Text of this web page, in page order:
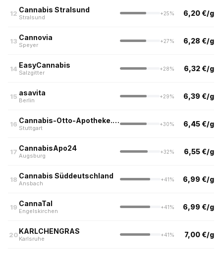
12 Cannabis Stralsund
Stralsund
+25% 6,20 €/g
13 Cannovia
Speyer
+27% 6,28 €/g
14 EasyCannabis
Salzgitter
+28% 6,32 €/g
15 asavita
Berlin
+29% 6,39 €/g
16 Cannabis-Otto-Apotheke.de (Apotheke im Otto-Hirsch-Center)
Stuttgart
+30% 6,45 €/g
17 CannabisApo24
Augsburg
+32% 6,55 €/g
18 Cannabis Süddeutschland
Ansbach
+41% 6,99 €/g
19 CannaTal
Engelskirchen
+41% 6,99 €/g
20KARLCHENGRAS
Karlsruhe
+41% 7,00 €/g